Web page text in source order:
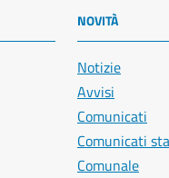
NOVITÀ
Notizie
Avvisi
Comunicati
Comunicati
Comunale